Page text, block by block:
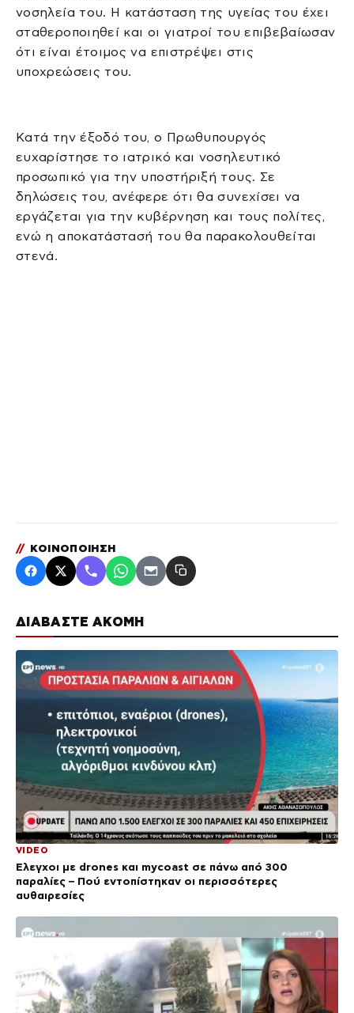
ΔΙΑΒΑΣΤΕ ΑΚΟΜΗ
VIDEO
Έλεγχοι με drones και mycoast σε πάνω από 300
παραλίες – Πού εντοπίστηκαν οι περισσότερες
αυθαιρεσίες
νοσηλεία του. Η κατάσταση της υγείας του έχει
σταθεροποιηθεί και οι γιατροί του επιβεβαίωσαν
ότι είναι έτοιμος να επιστρέψει στις
υποχρεώσεις του.
Κατά την έξοδό του, ο Πρωθυπουργός
ευχαρίστησε το ιατρικό και νοσηλευτικό
προσωπικό για την υποστήριξή τους. Σε
δηλώσεις του, ανέφερε ότι θα συνεχίσει να
εργάζεται για την κυβέρνηση και τους πολίτες,
ενώ η αποκατάστασή του θα παρακολουθείται
στενά.
// ΚΟΙΝΟΠΟΙΗΣΗ